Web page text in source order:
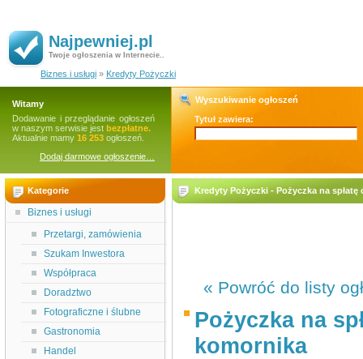
Najpewniej.pl
Twoje ogłoszenia w Internecie..
Biznes i usługi » Kredyty Pożyczki
Witamy
Dodawanie i przeglądanie ogłoszeń
w naszym serwisie jest bezpłatne.
Aktualnie mamy 16 253 ogłoszeń.
Dodaj darmowe ogłoszenie…
Wyszukiwanie ogłoszeń
Tytuł zawiera:
Kategorie
Biznes i usługi
Przetargi, zamówienia
Szukam Inwestora
Współpraca
Doradztwo
Fotograficzne i ślubne
Gastronomia
Handel
Kredyty Pożyczki - Pożyczka na
« Powróć do listy
Pożyczka na
komornika